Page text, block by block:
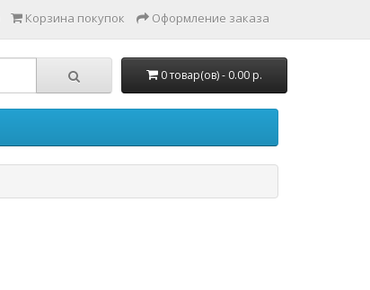
Корзина покупок Оформление заказа
0 товар(ов) - 0.00 р.